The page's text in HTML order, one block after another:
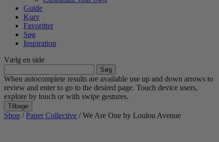
Guide
Kurv
Favoritter
Søg
Inspiration
Vælg en side
efter:
When autocomplete results are available use up and down arrows to
review and enter to go to the desired page. Touch device users,
explore by touch or with swipe gestures.
Tilbage
Shop /Paper Collective / We Are One by Loulou Avenue